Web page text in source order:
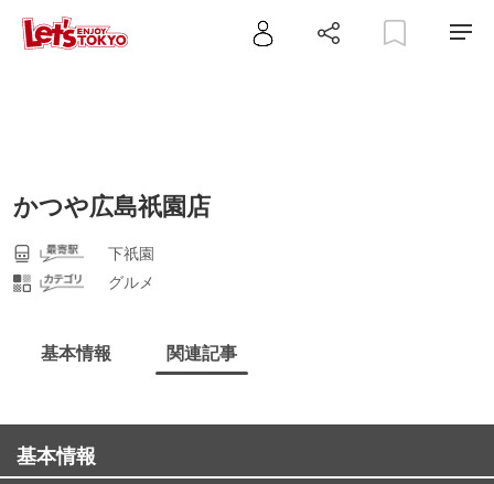
かつや広島祇園店
下祇園
グルメ
基本情報 関連記事
基本情報